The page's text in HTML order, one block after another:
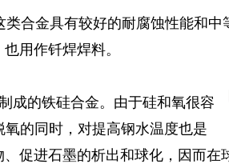
合金具有较好的耐腐蚀性能和中
用作钎焊焊料。
成的铁硅合金。由于硅和氧很容
的同时，对提高钢水温度也是
促进石墨的析出和球化，因而在